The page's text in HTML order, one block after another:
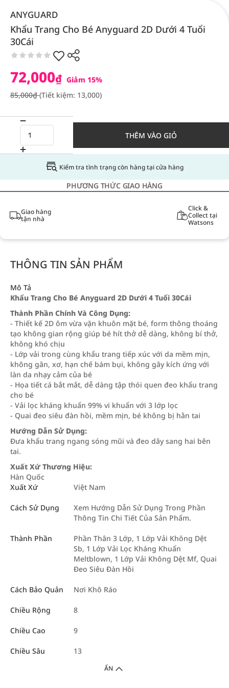
ANYGUARD
Khẩu Trang Cho Bé Anyguard 2D Dưới 4 Tuổi
30Cái
72,000₫ Giảm 15%
85,000₫(Tiết kiệm: 13,000)
THÊM VÀO GIỎ
Kiểm tra tình trạng còn hàng tại cửa hàng
PHƯƠNG THỨC GIAO HÀNG
Giao hàng
tận nhà
Click &
Collect tại
Watsons
THÔNG TIN SẢN PHẨM
Mô Tả
Khẩu Trang Cho Bé Anyguard 2D Dưới 4 Tuổi 30Cái
Thành Phần Chính Và Công Dụng:
- Thiết kế 2D ôm vừa vặn khuôn mặt bé, form thông thoáng
tạo không gian rộng giúp bé hít thở dễ dàng, không bí thở,
không khó chịu
- Lớp vải trong cùng khẩu trang tiếp xúc với da mềm mịn,
không gân, xơ, hạn chế bám bụi, không gây kích ứng với
làn da nhạy cảm của bé
- Họa tiết cá bắt mắt, dễ dàng tập thói quen đeo khẩu trang
cho bé
- Vải lọc kháng khuẩn 99% vi khuẩn với 3 lớp lọc
- Quai đeo siêu đàn hồi, mềm mịn, bé không bị hằn tai
Hướng Dẫn Sử Dụng:
Đưa khẩu trang ngang sóng mũi và đeo dây sang hai bên
tai.
Xuất Xứ Thương Hiệu:
Hàn Quốc
Xuất Xứ
Việt Nam
Cách Sử Dụng
Xem Hướng Dẫn Sử Dụng Trong Phần
Thông Tin Chi Tiết Của Sản Phẩm.
Thành Phần
Phần Thân 3 Lớp, 1 Lớp Vải Không Dệt
Sb, 1 Lớp Vải Lọc Kháng Khuẩn
Meltblown, 1 Lớp Vải Không Dệt Mf, Quai
Đeo Siêu Đàn Hồi
Cách Bảo Quản Nơi Khô Ráo
Chiều Rộng 8
Chiều Cao 9
Chiều Sâu 13
ẨN